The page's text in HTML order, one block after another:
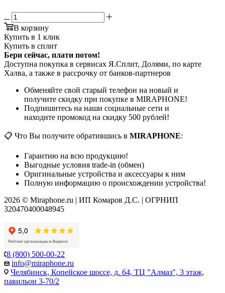
В корзину
Купить в 1 клик
Купить в сплит
Бери сейчас, плати потом!
Доступна покупка в сервисах Я.Сплит, Долями, по карте
Халва, а также в рассрочку от банков-партнеров
Обменяйте свой старый телефон на новый и
получите скидку при покупке в MIRAPHONE!
Подпишитесь на наши социальные сети и
находите промокод на скидку 500 рублей!
📋 Что Вы получите обратившись в MIRAPHONE:
Гарантию на всю продукцию!
Выгодные условия trade-in (обмен)
Оригинальные устройства и аксессуары к ним
Полную информацию о происхождении устройства!
2026 © Miraphone.ru | ИП Комаров Д.С. | ОГРНИП
320470400048945
8 (800) 500-00-22
info@miraphone.ru
Челябинск, Копейское шоссе, д. 64, ТЦ "Алмаз", 3 этаж,
павильон 3-70/2